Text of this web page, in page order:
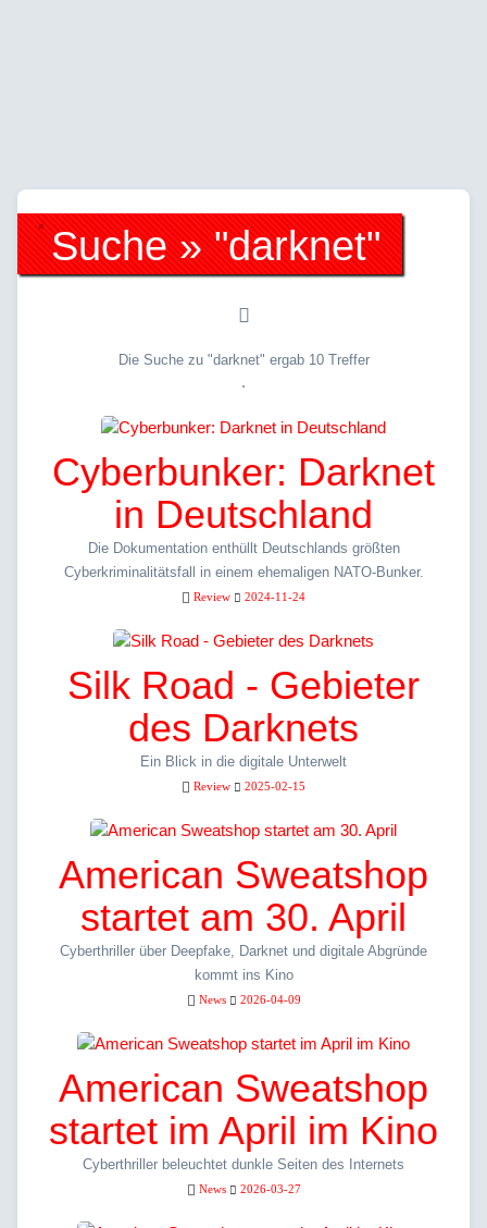
Suche » "darknet"
Die Suche zu "darknet" ergab 10 Treffer
.
Cyberbunker: Darknet
in Deutschland
Die Dokumentation enthüllt Deutschlands größten
Cyberkriminalitätsfall in einem ehemaligen NATO-Bunker.
Review 2024-11-24
Silk Road - Gebieter
des Darknets
Ein Blick in die digitale Unterwelt
Review 2025-02-15
American Sweatshop
startet am 30. April
Cyberthriller über Deepfake, Darknet und digitale Abgründe
kommt ins Kino
News 2026-04-09
American Sweatshop
startet im April im Kino
Cyberthriller beleuchtet dunkle Seiten des Internets
News 2026-03-27